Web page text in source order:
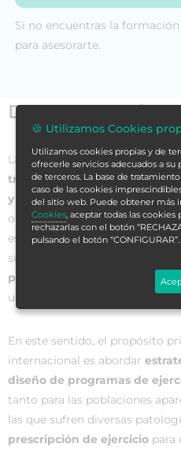
Datos generales
La tendencia mundial es que
traumatológicono puede
y ejercicios terapéuticos.
orientados a apoyar sensorial
estabilidad dinámica, de modo
su acción e impacte en el
propuesto
para alcanzar la
usuario.
En este sentido, el propósito
internacional es abordar
diseño de programas de
tanto para las poblaciones
las que sufren diversas
prescripción de ejercicio para
Si no encuentras la
para asesorarte.
🍪 Utilizamos Cookies
Utilizamos cookies propias y de
ofrecerle servicios adecuados a
de terceros. La base de
caso de las cookies
del sitio web. Puede obtener más
Cookies , aceptar todas las cookies
rechazarlas con el botón
pulsando el botón “CONFIGURAR”.